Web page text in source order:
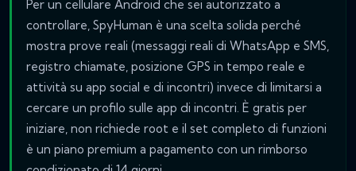
Per un cellulare Android che sei autorizzato a
controllare, SpyHuman è una scelta solida perché
mostra prove reali (messaggi reali di WhatsApp e SMS,
registro chiamate, posizione GPS in tempo reale e
attività su app social e di incontri) invece di limitarsi a
cercare un profilo sulle app di incontri. È gratis per
iniziare, non richiede root e il set completo di funzioni
è un piano premium a pagamento con un rimborso